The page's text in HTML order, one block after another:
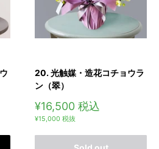
20. 光触媒・造花コチョウラ
ン（翠）
販
売
格
¥16,500 税込
¥15,000 税抜